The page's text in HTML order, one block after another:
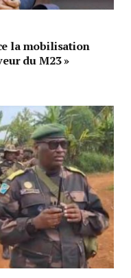
la mobilisation
du M23 »